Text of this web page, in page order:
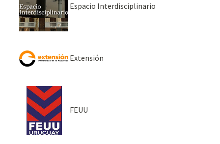
Espacio Interdisciplinario
Extensión
FEUU